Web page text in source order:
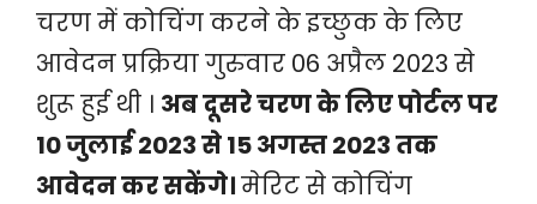
चरण में कोचिंग करने के इच्छुक के लिए
आवेदन प्रक्रिया गुरुवार 06 अप्रैल 2023 से
शुरू हुई थी । अब दूसरे चरण के लिए पोर्टल पर
10 जुलाई 2023 से 15 अगस्त 2023 तक
आवेदन कर सकेंगे।मेरिट से कोचिंग